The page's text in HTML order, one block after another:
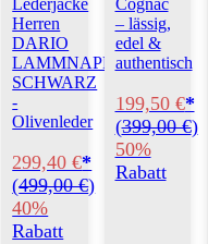
Lederjacke
Herren
DARIO
LAMMNAPPA
SCHWARZ
-
Olivenleder
299,40 €*
(499,00 €)
40%
Rabatt
Cognac
– lässig,
edel &
authentisch
199,50 €*
(399,00 €)
50%
Rabatt